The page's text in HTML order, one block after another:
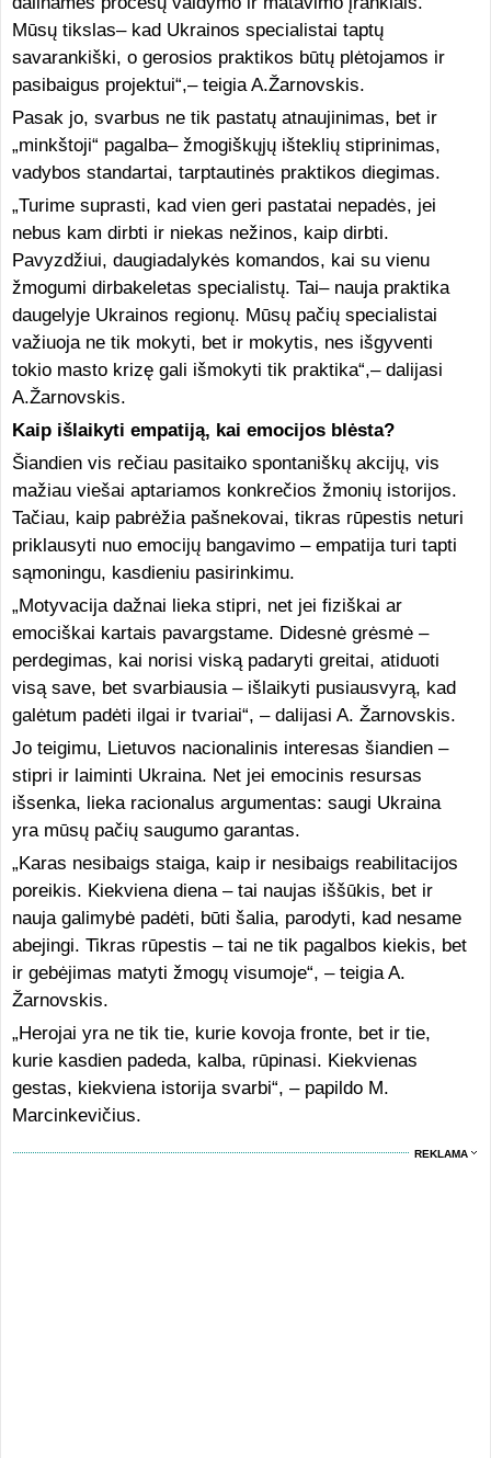
Mūsų tikslas– kad Ukrainos specialistai taptų
savarankiški, o gerosios praktikos būtų plėtojamos ir
pasibaigus projektui“,– teigia A.Žarnovskis.
Pasak jo, svarbus ne tik pastatų atnaujinimas, bet ir
„minkštoji“ pagalba– žmogiškųjų išteklių stiprinimas,
vadybos standartai, tarptautinės praktikos diegimas.
„Turime suprasti, kad vien geri pastatai nepadės, jei
nebus kam dirbti ir niekas nežinos, kaip dirbti.
Pavyzdžiui, daugiadalykės komandos, kai su vienu
žmogumi dirbakeletas specialistų. Tai– nauja praktika
daugelyje Ukrainos regionų. Mūsų pačių specialistai
važiuoja ne tik mokyti, bet ir mokytis, nes išgyventi
tokio masto krizę gali išmokyti tik praktika“,– dalijasi
A.Žarnovskis.
Kaip išlaikyti empatiją, kai emocijos blėsta?
Šiandien vis rečiau pasitaiko spontaniškų akcijų, vis
mažiau viešai aptariamos konkrečios žmonių istorijos.
Tačiau, kaip pabrėžia pašnekovai, tikras rūpestis neturi
priklausyti nuo emocijų bangavimo – empatija turi tapti
sąmoningu, kasdieniu pasirinkimu.
„Motyvacija dažnai lieka stipri, net jei fiziškai ar
emociškai kartais pavargstame. Didesnė grėsmė –
perdegimas, kai norisi viską padaryti greitai, atiduoti
visą save, bet svarbiausia – išlaikyti pusiausvyrą, kad
galėtum padėti ilgai ir tvariai“, – dalijasi A. Žarnovskis.
Jo teigimu, Lietuvos nacionalinis interesas šiandien –
stipri ir laiminti Ukraina. Net jei emocinis resursas
išsenka, lieka racionalus argumentas: saugi Ukraina
yra mūsų pačių saugumo garantas.
„Karas nesibaigs staiga, kaip ir nesibaigs reabilitacijos
poreikis. Kiekviena diena – tai naujas iššūkis, bet ir
nauja galimybė padėti, būti šalia, parodyti, kad nesame
abejingi. Tikras rūpestis – tai ne tik pagalbos kiekis, bet
ir gebėjimas matyti žmogų visumoje“, – teigia A.
Žarnovskis.
„Herojai yra ne tik tie, kurie kovoja fronte, bet ir tie,
kurie kasdien padeda, kalba, rūpinasi. Kiekvienas
gestas, kiekviena istorija svarbi“, – papildo M.
Marcinkevičius.
REKLAMA